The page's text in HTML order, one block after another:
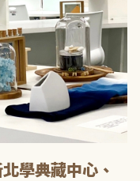
學典藏中心、